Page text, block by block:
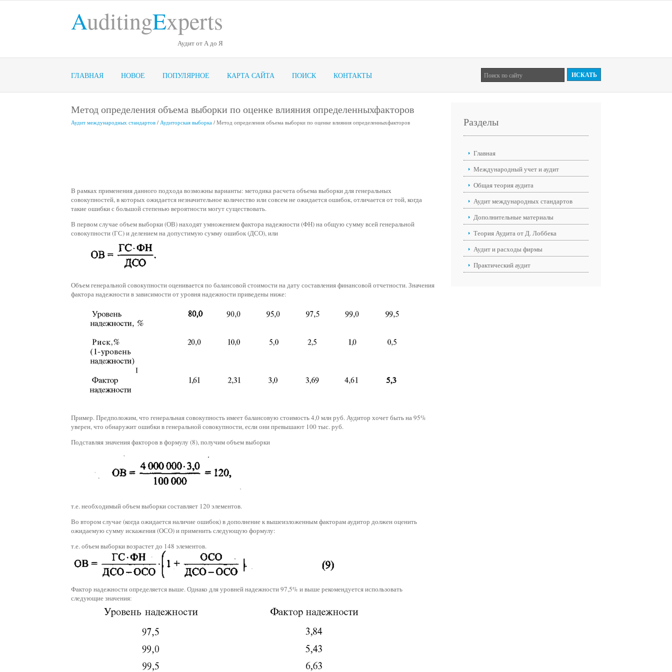
AuditingExperts
Аудит от А до Я
ГЛАВНАЯ НОВОЕ ПОПУЛЯРНОЕ КАРТА САЙТА ПОИСК КОНТАКТЫ
Метод определения объема выборки по оценке влияния определенныхфакторов
Аудит международных стандартов / Аудиторская выборка / Метод определения объема выборки по оценке влияния определенныхфакторов
В рамках применения данного подхода возможны варианты: методика расчета объема выборки для генеральных
совокупностей, в которых ожидается незначительное количество или совсем не ожидается ошибок, отличается от той, когда
такие ошибки с большой степенью вероятности могут существовать.
В первом случае объем выборки (ОВ) находят умножением фактора надежности (ФН) на общую сумму всей генеральной
совокупности (ГС) и делением на допустимую сумму ошибок (ДСО), или
Объем генеральной совокупности оценивается по балансовой стоимости на дату составления финансовой отчетности. Значения
фактора надежности в зависимости от уровня надежности приведены ниже:
Пример. Предположим, что генеральная совокупность имеет балансовую стоимость 4,0 млн руб. Аудитор хочет быть на 95%
уверен, что обнаружит ошибки в генеральной совокупности, если они превышают 100 тыс. руб.
Подставляя значения факторов в формулу (8), получим объем выборки
т.е. необходимый объем выборки составляет 120 элементов.
Во втором случае (когда ожидается наличие ошибок) в дополнение к вышеизложенным факторам аудитор должен оценить
ожидаемую сумму искажения (ОСО) и применить следующую формулу:
т.е. объем выборки возрастет до 148 элементов.
Фактор надежности определяется выше. Однако для уровней надежности 97,5% и выше рекомендуется использовать
следующие значения:
Разделы
Главная
Международный учет и аудит
Общая теория аудита
Аудит международных стандартов
Дополнительные материалы
Теория Аудита от Д. Лоббека
Аудит и расходы фирмы
Практический аудит